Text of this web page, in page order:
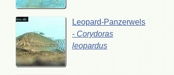
Leopard-Panzerwels
- Corydoras
leopardus